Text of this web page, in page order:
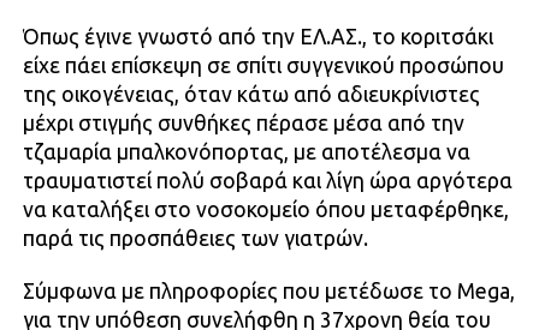
Όπως έγινε γνωστό από την ΕΛ.ΑΣ., το κοριτσάκι
είχε πάει επίσκεψη σε σπίτι συγγενικού προσώπου
της οικογένειας, όταν κάτω από αδιευκρίνιστες
μέχρι στιγμής συνθήκες πέρασε μέσα από την
τζαμαρία μπαλκονόπορτας, με αποτέλεσμα να
τραυματιστεί πολύ σοβαρά και λίγη ώρα αργότερα
να καταλήξει στο νοσοκομείο όπου μεταφέρθηκε,
παρά τις προσπάθειες των γιατρών.
Σύμφωνα με πληροφορίες που μετέδωσε το Mega,
για την υπόθεση συνελήφθη η 37χρονη θεία του